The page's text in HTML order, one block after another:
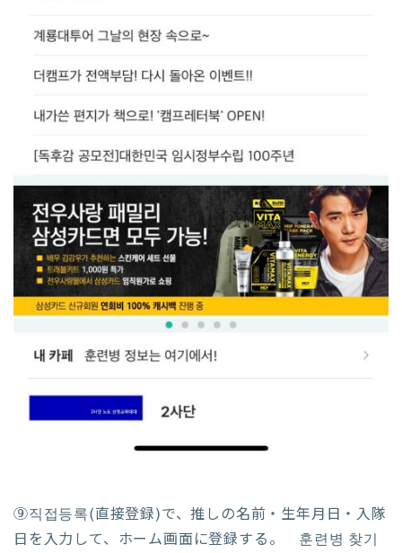
⑨직접등록(直接登録)で、推しの名前・生年月日・入隊
日を入力して、ホーム画面に登録する。 훈련병 찾기